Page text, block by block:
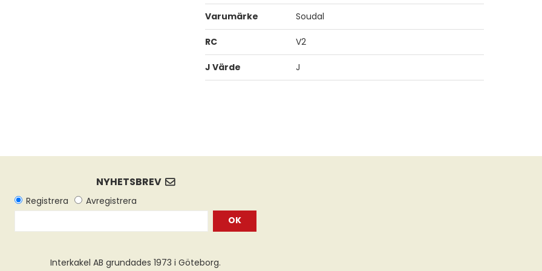
Varumärke Soudal
RC V2
J Värde J
OK
Interkakel AB grundades 1973 i Göteborg.